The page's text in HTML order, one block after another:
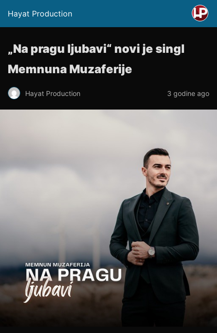
Hayat Production
„Na pragu ljubavi“ novi je singl
Memnuna Muzaferije
Hayat Production 3 godine ago